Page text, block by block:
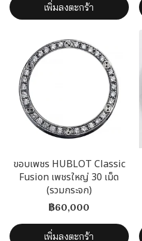
เพิ่มลงตะกร้า
ขอบเพชร HUBLOT Classic
Fusion เพชรใหญ่ 30 เม็ด
(รวมกระจก)
฿60,000
เพิ่มลงตะกร้า